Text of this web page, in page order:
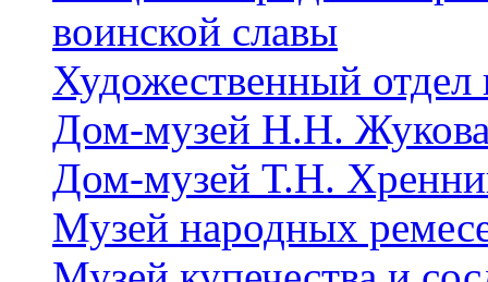
воинской славы
Художественный отдел
Дом-музей Н.Н.
Дом-музей Т.Н.
Музей народных